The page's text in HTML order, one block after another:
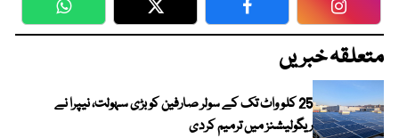
WhatsApp Twitter Facebook
متعلقہ خبریں
25 کلو واٹ تک کے سولر صارفین کو بڑی سہولت، نیپرا نے
ریگولیشنز میں ترمیم کردی